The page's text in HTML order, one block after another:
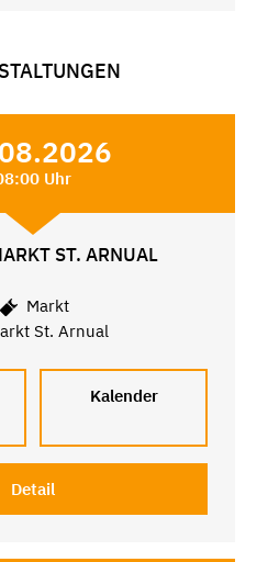
Uhr
ST. ARNUAL
Markt
St. Arnual
Kalender
Detail